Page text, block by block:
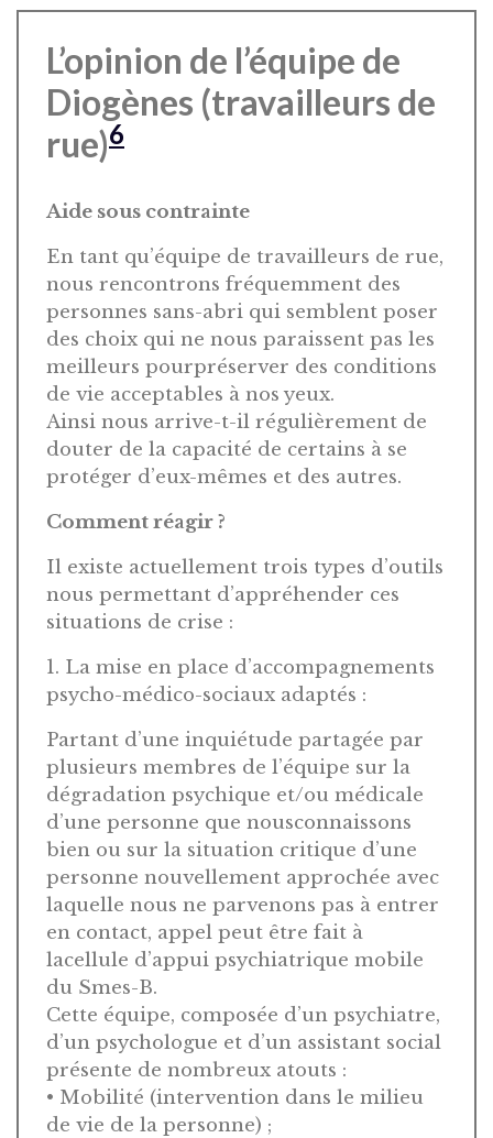
L’opinion de l’équipe de
Diogènes (travailleurs de
rue)6
Aide sous contrainte
En tant qu’équipe de travailleurs de rue,
nous rencontrons fréquemment des
personnes sans-abri qui semblent poser
des choix qui ne nous paraissent pas les
meilleurs pourpréserver des conditions
de vie acceptables à nos yeux.
Ainsi nous arrive-t-il régulièrement de
douter de la capacité de certains à se
protéger d’eux-mêmes et des autres.
Comment réagir ?
Il existe actuellement trois types d’outils
nous permettant d’appréhender ces
situations de crise :
1. La mise en place d’accompagnements
psycho-médico-sociaux adaptés :
Partant d’une inquiétude partagée par
plusieurs membres de l’équipe sur la
dégradation psychique et/ou médicale
d’une personne que nousconnaissons
bien ou sur la situation critique d’une
personne nouvellement approchée avec
laquelle nous ne parvenons pas à entrer
en contact, appel peut être fait à
lacellule d’appui psychiatrique mobile
du Smes-B.
Cette équipe, composée d’un psychiatre,
d’un psychologue et d’un assistant social
présente de nombreux atouts :
• Mobilité (intervention dans le milieu
de vie de la personne) ;